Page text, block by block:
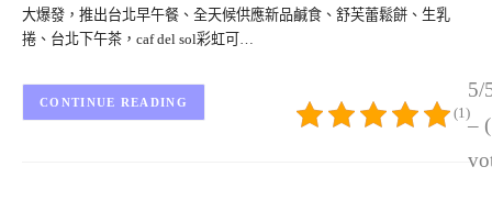
大爆發，推出台北早午餐、全天候供應新品鹹食、舒芙蕾鬆餅、生乳
捲、台北下午茶，caf del sol彩虹可…
5/
–
(1)
CONTINUE READING